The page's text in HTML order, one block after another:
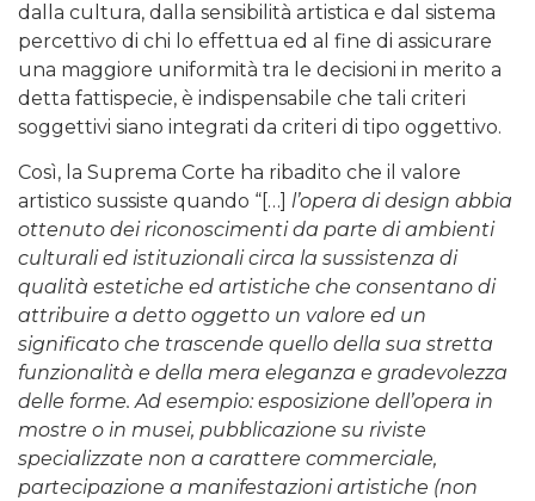
dalla cultura, dalla sensibilità artistica e dal sistema
percettivo di chi lo effettua ed al fine di assicurare
una maggiore uniformità tra le decisioni in merito a
detta fattispecie, è indispensabile che tali criteri
soggettivi siano integrati da criteri di tipo oggettivo.
Così, la Suprema Corte ha ribadito che il valore
artistico sussiste quando “[…] l’opera di design abbia
ottenuto dei riconoscimenti da parte di ambienti
culturali ed istituzionali circa la sussistenza di
qualità estetiche ed artistiche che consentano di
attribuire a detto oggetto un valore ed un
significato che trascende quello della sua stretta
funzionalità e della mera eleganza e gradevolezza
delle forme. Ad esempio: esposizione dell’opera in
mostre o in musei, pubblicazione su riviste
specializzate non a carattere commerciale,
partecipazione a manifestazioni artistiche (non